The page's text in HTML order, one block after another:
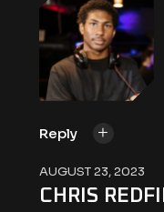
AUGUST 23, 2023
CHRIS
Reply